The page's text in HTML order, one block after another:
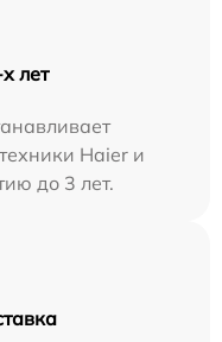
лет
Haier и
до 3 лет.